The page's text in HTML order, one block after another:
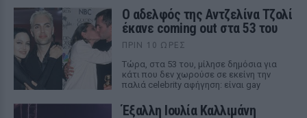
Ο αδελφός της Αντζελίνα Τζολί
έκανε coming out στα 53 του
ΠΡΙΝ 10 ΏΡΕΣ
Τώρα, στα 53 του, μίλησε δημόσια για
κάτι που δεν χωρούσε σε εκείνη την
παλιά celebrity αφήγηση: είναι gay
Έξαλλη Ιουλία Καλλιμάνη